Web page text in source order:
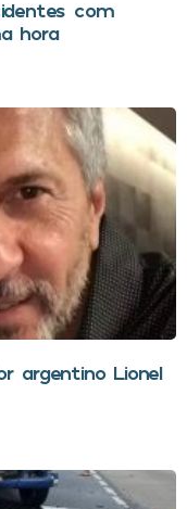
com
hora
argentino Lionel